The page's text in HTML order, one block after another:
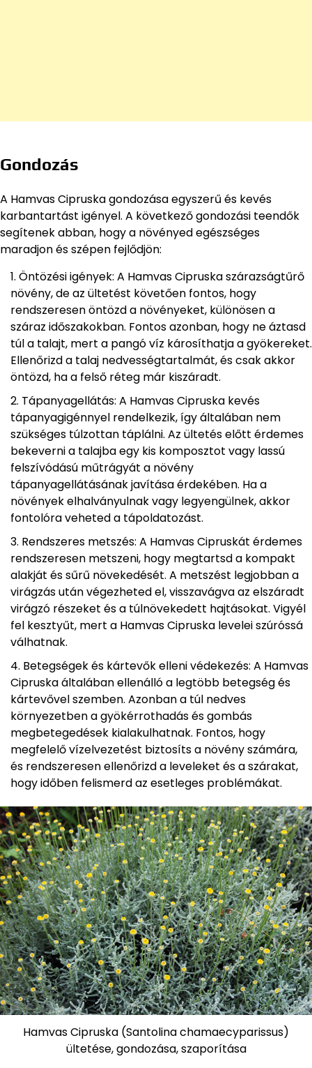
Gondozás
A Hamvas Cipruska gondozása egyszerű és kevés
karbantartást igényel. A következő gondozási teendők
segítenek abban, hogy a növényed egészséges
maradjon és szépen fejlődjön:
Öntözési igények: A Hamvas Cipruska szárazságtűrő
növény, de az ültetést követően fontos, hogy
rendszeresen öntözd a növényeket, különösen a
száraz időszakokban. Fontos azonban, hogy ne áztasd
túl a talajt, mert a pangó víz károsíthatja a gyökereket.
Ellenőrizd a talaj nedvességtartalmát, és csak akkor
öntözd, ha a felső réteg már kiszáradt.
Tápanyagellátás: A Hamvas Cipruska kevés
tápanyagigénnyel rendelkezik, így általában nem
szükséges túlzottan táplálni. Az ültetés előtt érdemes
bekeverni a talajba egy kis komposztot vagy lassú
felszívódású műtrágyát a növény
tápanyagellátásának javítása érdekében. Ha a
növények elhalványulnak vagy legyengülnek, akkor
fontolóra veheted a tápoldatozást.
Rendszeres metszés: A Hamvas Cipruskát érdemes
rendszeresen metszeni, hogy megtartsd a kompakt
alakját és sűrű növekedését. A metszést legjobban a
virágzás után végezheted el, visszavágva az elszáradt
virágzó részeket és a túlnövekedett hajtásokat. Vigyél
fel kesztyűt, mert a Hamvas Cipruska levelei szúróssá
válhatnak.
Betegségek és kártevők elleni védekezés: A Hamvas
Cipruska általában ellenálló a legtöbb betegség és
kártevővel szemben. Azonban a túl nedves
környezetben a gyökérrothadás és gombás
megbetegedések kialakulhatnak. Fontos, hogy
megfelelő vízelvezetést biztosíts a növény számára,
és rendszeresen ellenőrizd a leveleket és a szárakat,
hogy időben felismerd az esetleges problémákat.
Hamvas Cipruska (Santolina chamaecyparissus)
ültetése, gondozása, szaporítása